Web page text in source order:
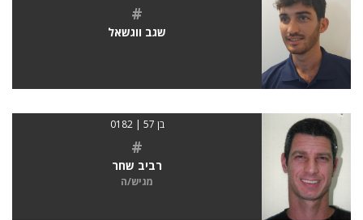
#
שגב ווגשאל
בן 57 | 0182
#
רביב שחר
מגיש/ה